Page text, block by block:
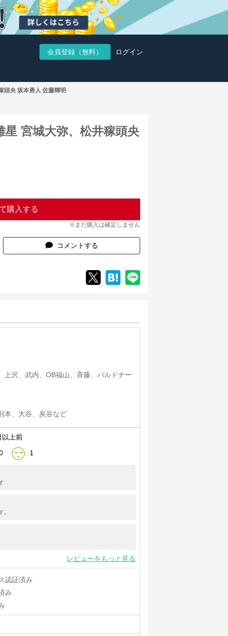
会員登録（無料） ログイン
頭央 坂本勇人 佐藤輝明
宮城大弥、松井稼頭央
購入する
※まだ購入は確定しません
コメントする
上沢、武内、OB福山、斉藤、バルドナー
本、大谷、炭谷など
以上前
1
す。
レビューをもっと見る
認証済み
み